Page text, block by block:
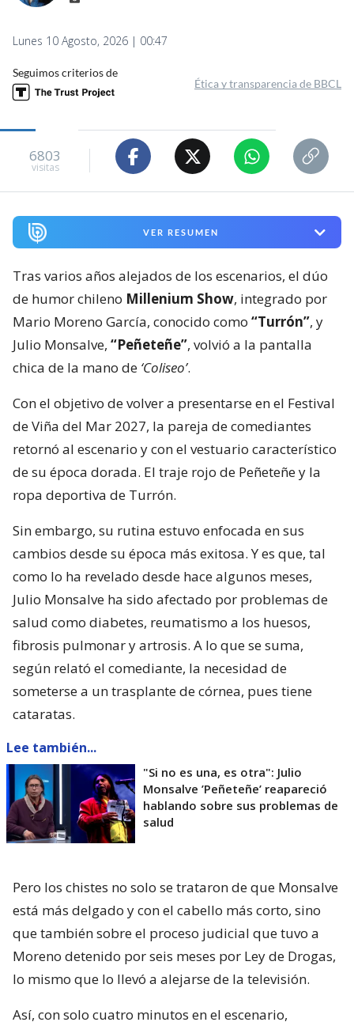
Lunes 10 Agosto, 2026 | 00:47
Seguimos criterios de
Ética y transparencia de BBCL
6803
visitas
VER RESUMEN
Tras varios años alejados de los escenarios, el dúo
de humor chileno Millenium Show, integrado por
Mario Moreno García, conocido como “Turrón”, y
Julio Monsalve, “Peñeteñe”, volvió a la pantalla
chica de la mano de ‘Coliseo’.
Con el objetivo de volver a presentarse en el Festival
de Viña del Mar 2027, la pareja de comediantes
retornó al escenario y con el vestuario característico
de su época dorada. El traje rojo de Peñeteñe y la
ropa deportiva de Turrón.
Sin embargo, su rutina estuvo enfocada en sus
cambios desde su época más exitosa. Y es que, tal
como lo ha revelado desde hace algunos meses,
Julio Monsalve ha sido afectado por problemas de
salud como diabetes, reumatismo a los huesos,
fibrosis pulmonar y artrosis. A lo que se suma,
según relató el comediante, la necesidad de
someterse a un trasplante de córnea, pues tiene
cataratas.
Lee también...
"Si no es una, es otra": Julio
Monsalve ’Peñeteñe’ reapareció
hablando sobre sus problemas de
salud
Pero los chistes no solo se trataron de que Monsalve
está más delgado y con el cabello más corto, sino
que también sobre el proceso judicial que tuvo a
Moreno detenido por seis meses por Ley de Drogas,
lo mismo que lo llevó a alejarse de la televisión.
Así, con solo cuatro minutos en el escenario,